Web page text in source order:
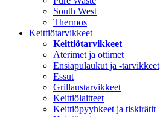
South West
Thermos
Keittiötarvikkeet
Keittiötarvikkeet
Aterimet ja ottimet
Ensiapulaukut ja -tarvikkeet
Essut
Grillaustarvikkeet
Keittiölaitteet
Keittiöpyyhkeet ja tiskirätit